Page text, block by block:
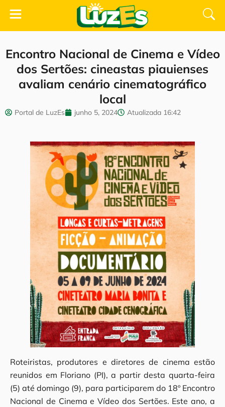
Encontro Nacional de Cinema e Vídeo
dos Sertões: cineastas piauienses
avaliam cenário cinematográfico
local
Portal de LuzEs junho 5, 2024 Atualizada 16:42
Roteiristas, produtores e diretores de cinema estão
reunidos em Floriano (PI), a partir desta quarta-feira
(5) até domingo (9), para participarem do 18º Encontro
Nacional de Cinema e Vídeo dos Sertões. Este ano, a